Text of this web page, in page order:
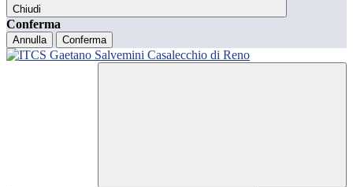
Chiudi
Conferma
Annulla Conferma